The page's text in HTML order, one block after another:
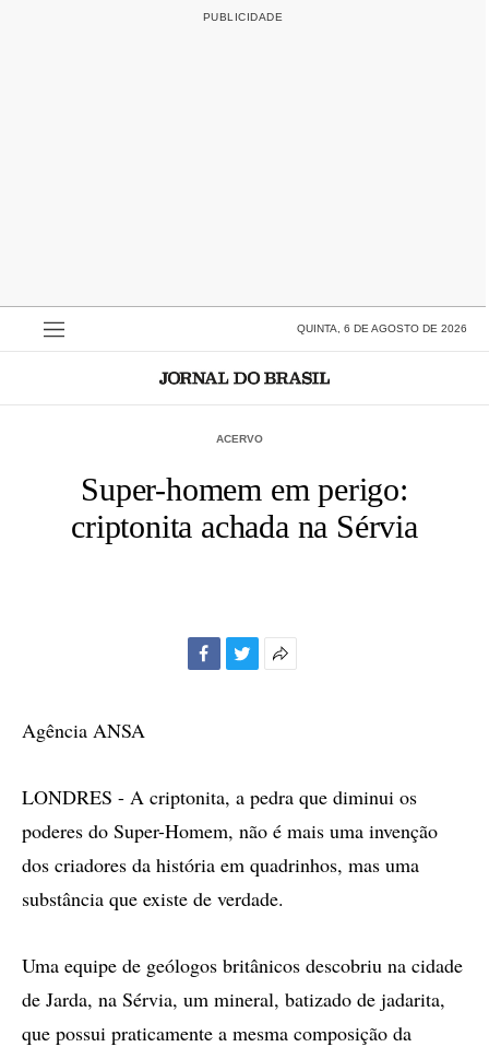
QUINTA, 6 DE AGOSTO DE 2026
ACERVO
Super-homem em perigo:
criptonita achada na Sérvia
Agência ANSA
LONDRES - A criptonita, a pedra que diminui os
poderes do Super-Homem, não é mais uma invenção
dos criadores da história em quadrinhos, mas uma
substância que existe de verdade.
Uma equipe de geólogos britânicos descobriu na cidade
de Jarda, na Sérvia, um mineral, batizado de jadarita,
que possui praticamente a mesma composição da